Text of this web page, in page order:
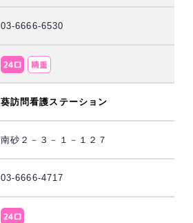
03-6666-6530
葵訪問看護ステーション
南砂２－３－１－１２７
03-6666-4717